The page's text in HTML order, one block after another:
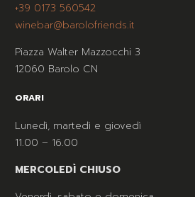
+39 0173 560542
winebar@barolofriends.it
Piazza Walter Mazzocchi 3
12060 Barolo CN
ORARI
Lunedì, martedì e giovedì
11.00 – 16.00
MERCOLEDÌ CHIUSO